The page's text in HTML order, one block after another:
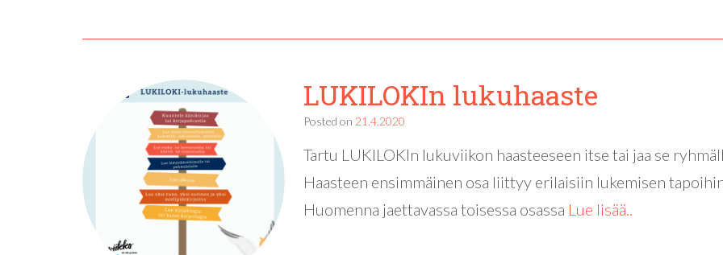
LUKILOKIn lukuhaaste
Posted on 21.4.2020
Tartu LUKILOKIn lukuviikon haasteeseen itse tai jaa se
Haasteen ensimmäinen osa liittyy erilaisiin lukemisen
Huomenna jaettavassa toisessa osassa Lue lisää..